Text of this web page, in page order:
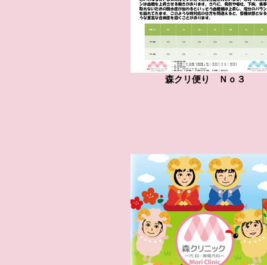
森クリ便り Ｎｏ３